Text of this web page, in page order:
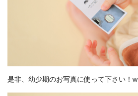
是非、幼少期のお写真に使って下さい！w